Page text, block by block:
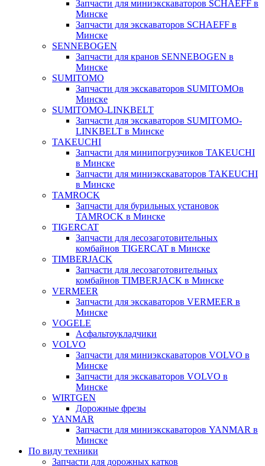
Запчасти для миниэкскаваторов SCHAEFF в
Минске
Запчасти для экскаваторов SCHAEFF в
Минске
SENNEBOGEN
Запчасти для кранов SENNEBOGEN в
Минске
SUMITOMO
Запчасти для экскаваторов SUMITOMOв
Минске
SUMITOMO-LINKBELT
Запчасти для экскаваторов SUMITOMO-
LINKBELT в Минске
TAKEUCHI
Запчасти для минипогрузчиков TAKEUCHI
в Минске
Запчасти для миниэкскаваторов TAKEUCHI
в Минске
TAMROCK
Запчасти для бурильных установок
TAMROCK в Минске
TIGERCAT
Запчасти для лесозаготовительных
комбайнов TIGERCAT в Минске
TIMBERJACK
Запчасти для лесозаготовительных
комбайнов TIMBERJACK в Минске
VERMEER
Запчасти для экскаваторов VERMEER в
Минске
VOGELE
Асфальтоукладчики
VOLVO
Запчасти для миниэкскаваторов VOLVO в
Минске
Запчасти для экскаваторов VOLVO в
Минске
WIRTGEN
Дорожные фрезы
YANMAR
Запчасти для миниэкскаваторов YANMAR в
Минске
По виду техники
Запчасти для дорожных катков